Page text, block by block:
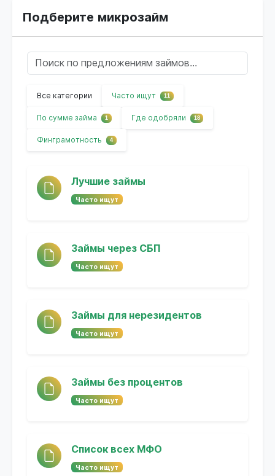
Подберите микрозайм
Все категории Часто ищут 11
По сумме займа 1 Где одобряли 18
Финграмотность 4
Лучшие займы
Часто ищут
Займы через СБП
Часто ищут
Займы для нерезидентов
Часто ищут
Займы без процентов
Часто ищут
Список всех МФО
Часто ищут